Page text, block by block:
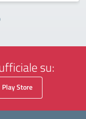
su:
Play Store